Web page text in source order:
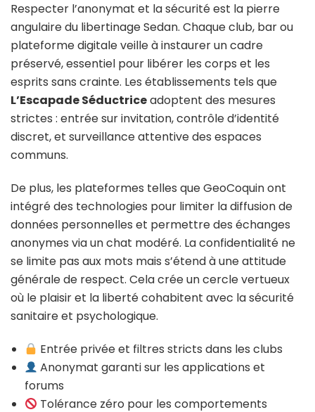
Respecter l’anonymat et la sécurité est la pierre
angulaire du libertinage Sedan. Chaque club, bar ou
plateforme digitale veille à instaurer un cadre
préservé, essentiel pour libérer les corps et les
esprits sans crainte. Les établissements tels que
L’Escapade Séductriceadoptent des mesures
strictes : entrée sur invitation, contrôle d’identité
discret, et surveillance attentive des espaces
communs.
De plus, les plateformes telles que GeoCoquin ont
intégré des technologies pour limiter la diffusion de
données personnelles et permettre des échanges
anonymes via un chat modéré. La confidentialité ne
se limite pas aux mots mais s’étend à une attitude
générale de respect. Cela crée un cercle vertueux
où le plaisir et la liberté cohabitent avec la sécurité
sanitaire et psychologique.
Entrée privée et filtres stricts dans les clubs
Anonymat garanti sur les applications et
forums
Tolérance zéro pour les comportements